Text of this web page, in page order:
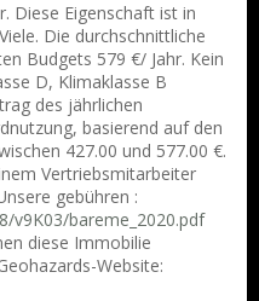
Diese Eigenschaft ist in
Die durchschnittliche
Budgets 579 €/ Jahr. Kein
D, Klimaklasse B
des jährlichen
basierend auf den
427.00 und 577.00 €.
Vertriebsmitarbeiter
gebühren :
v9K03/bareme_2020.pdf
diese Immobilie
Website: